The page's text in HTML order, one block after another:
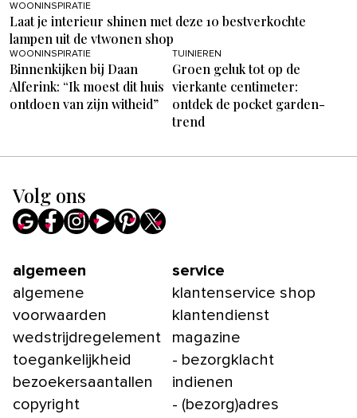
WOONINSPIRATIE
Laat je interieur shinen met deze 10 bestverkochte
lampen uit de vtwonen shop
WOONINSPIRATIE
Binnenkijken bij Daan
Alferink: “Ik moest dit huis
ontdoen van zijn witheid”
TUINIEREN
Groen geluk tot op de
vierkante centimeter:
ontdek de pocket garden-
trend
Volg ons
algemeen
algemene
voorwaarden
wedstrijdregelement
toegankelijkheid
bezoekersaantallen
copyright
service
klantenservice shop
klantendienst
magazine
- bezorgklacht
indienen
- (bezorg)adres